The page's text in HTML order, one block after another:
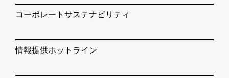
コーポレートサステナビリティ
情報提供ホットライン